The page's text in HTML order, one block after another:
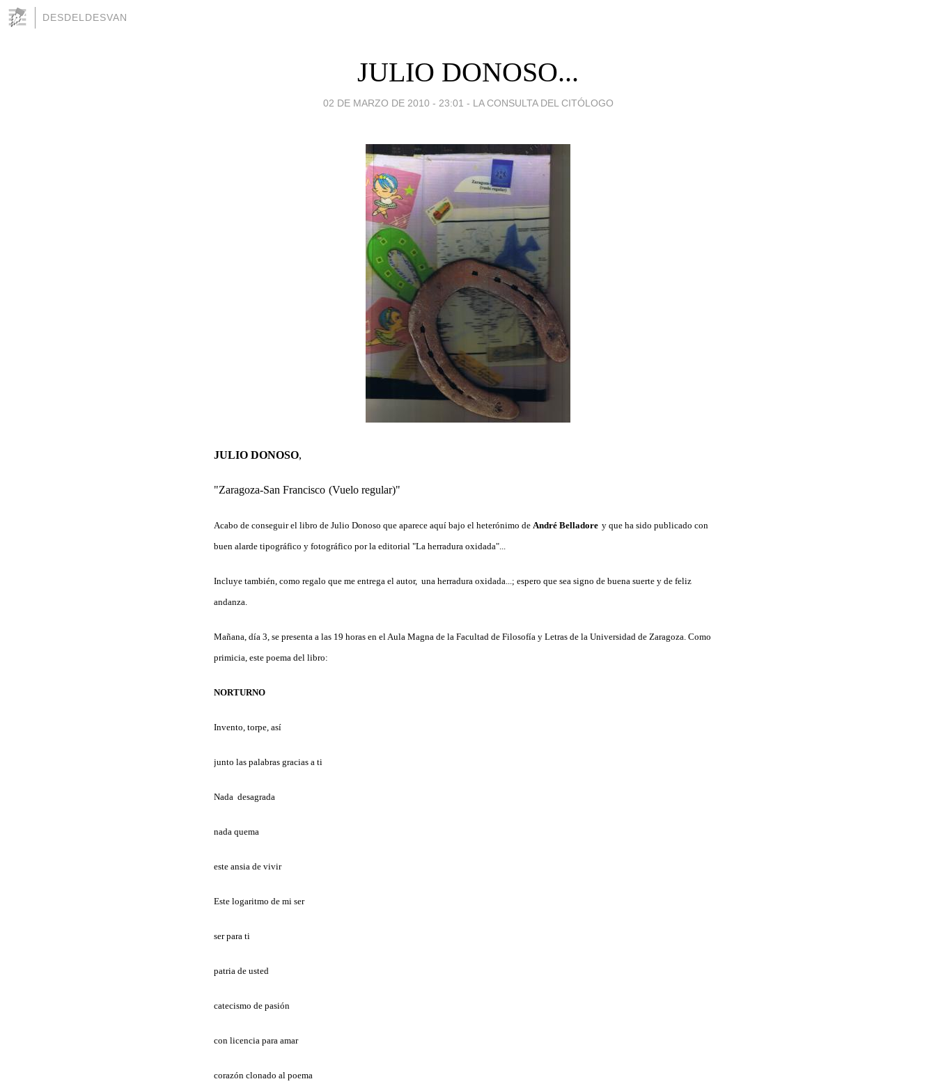
DESDELDESVAN
JULIO DONOSO...
02 DE MARZO DE 2010 - 23:01 - LA CONSULTA DEL CITÓLOGO
JULIO DONOSO,
"Zaragoza-San Francisco (Vuelo regular)"
Acabo de conseguir el libro de Julio Donoso que aparece aquí bajo el heterónimo de André Belladore y que ha sido publicado con
buen alarde tipográfico y fotográfico por la editorial "La herradura oxidada"...
Incluye también, como regalo que me entrega el autor, una herradura oxidada...; espero que sea signo de buena suerte y de feliz
andanza.
Mañana, día 3, se presenta a las 19 horas en el Aula Magna de la Facultad de Filosofía y Letras de la Universidad de Zaragoza. Como
primicia, este poema del libro:
NORTURNO
Invento, torpe, así
junto las palabras gracias a ti
Nada desagrada
nada quema
este ansia de vivir
Este logaritmo de mi ser
ser para ti
patria de usted
catecismo de pasión
con licencia para amar
corazón clonado al poema